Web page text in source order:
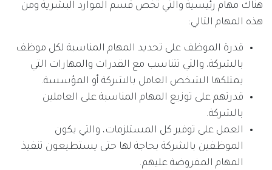
هناك مهام رئيسية والتي تخص قسم الموارد البشرية ومن
هذه المهام التالي:
قدرة الموظف على تحديد المهام المناسبة لكل موظف
بالشركة، والتي تتناسب مع القدرات والمهارات التي
يمتلكها الشخص العامل بالشركة أو المؤسسة.
قدرتهم على توزيع المهام المناسبة على العاملين
بالشركة.
العمل على توفير كل المستلزمات، والتي يكون
الموظفين بالشركة بحاجة لها حتى يستطيعون تنفيذ
المهام المفروضة عليهم.